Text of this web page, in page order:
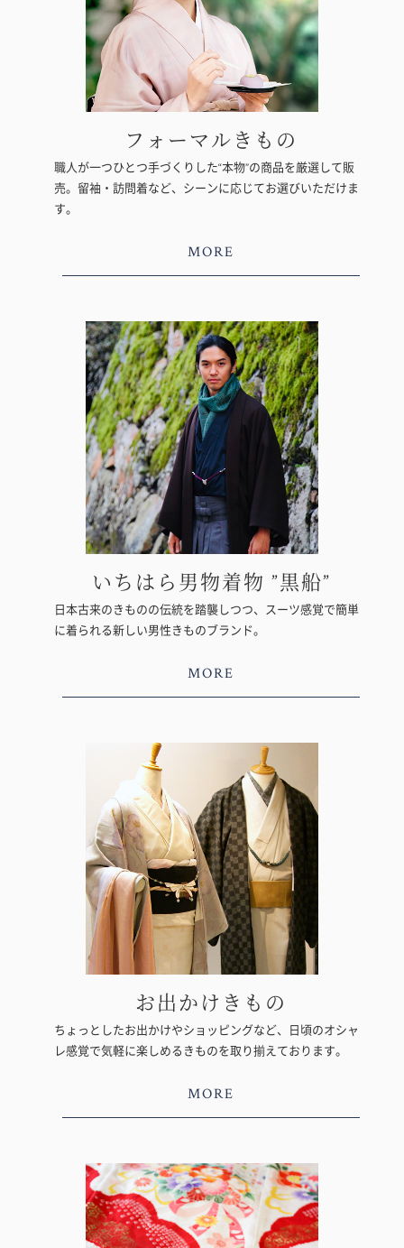
フォーマルきもの
職人が一つひとつ手づくりした“本物”の商品を厳選して販
売。留袖・訪問着など、シーンに応じてお選びいただけま
す。
MORE
いちはら男物着物 ”黒船”
日本古来のきものの伝統を踏襲しつつ、スーツ感覚で簡単
に着られる新しい男性きものブランド。
MORE
お出かけきもの
ちょっとしたお出かけやショッピングなど、日頃のオシャ
レ感覚で気軽に楽しめるきものを取り揃えております。
MORE